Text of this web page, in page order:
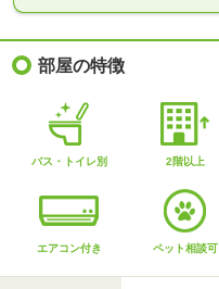
部屋の特徴
バス・トイレ別 2階以上
エアコン付き ペット相談可